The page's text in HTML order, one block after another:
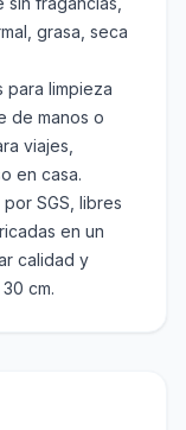
grasa, seca
para limpieza
de manos o
viajes,
en casa.
SGS, libres
en un
calidad y
cm.